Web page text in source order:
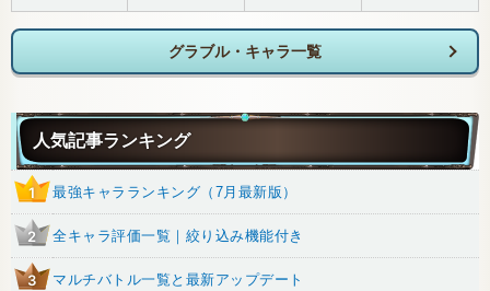
グラブル・キャラ一覧
人気記事ランキング
1 最強キャラランキング（7月最新版）
2 全キャラ評価一覧｜絞り込み機能付き
3 マルチバトル一覧と最新アップデート